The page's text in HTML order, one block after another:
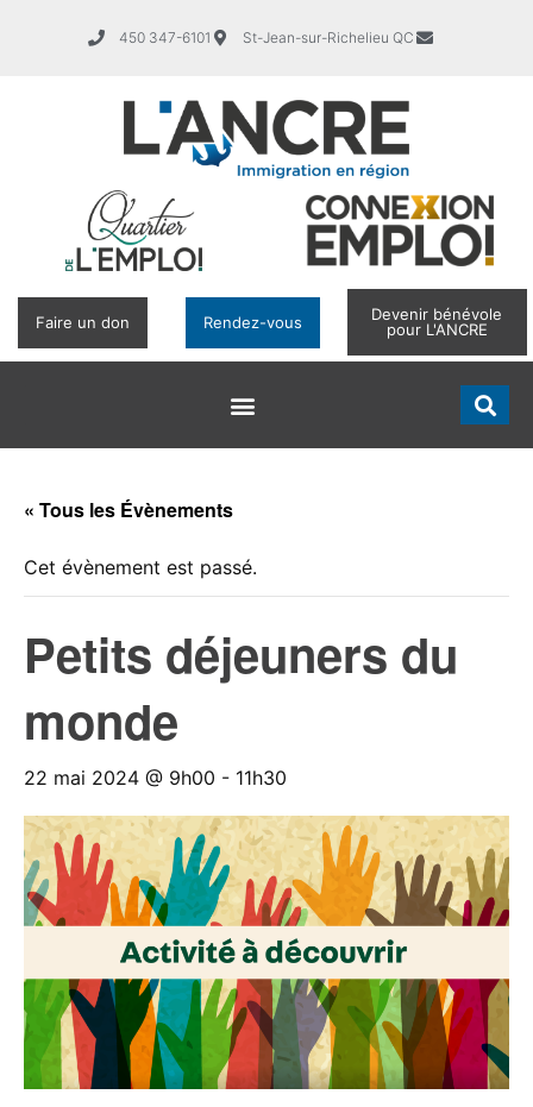
450 347-6101 St-Jean-sur-Richelieu QC
Faire un don Rendez-vous
Devenir bénévole
pour L'ANCRE
« Tous les Évènements
Cet évènement est passé.
Petits déjeuners du
monde
22 mai 2024 @ 9h00 - 11h30